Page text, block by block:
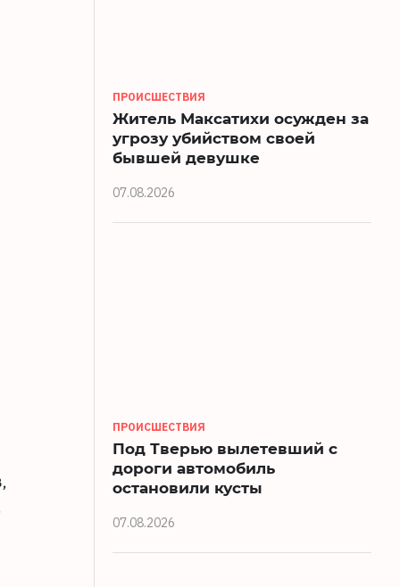
ПРОИСШЕСТВИЯ
Житель Максатихи осужден за
угрозу убийством своей
бывшей девушке
07.08.2026
ПРОИСШЕСТВИЯ
Под Тверью вылетевший с
дороги автомобиль
остановили кусты
07.08.2026